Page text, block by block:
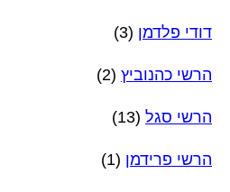
דודי פלדמן (3)
הרשי כהנוביץ (2)
הרשי סגל (13)
הרשי פרידמן (1)